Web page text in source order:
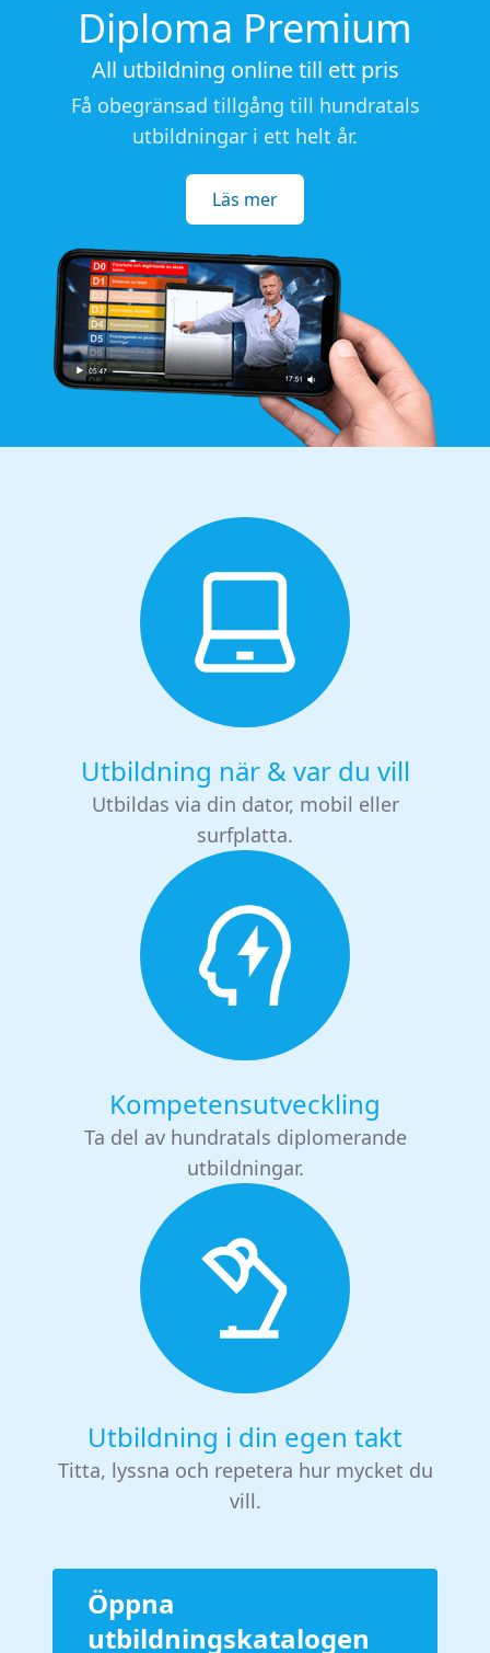
Diploma Premium
All utbildning online till ett pris
Få obegränsad tillgång till hundratals
utbildningar i ett helt år.
Läs mer
Utbildning när & var du vill
Utbildas via din dator, mobil eller
surfplatta.
Kompetensutveckling
Ta del av hundratals diplomerande
utbildningar.
Utbildning i din egen takt
Titta, lyssna och repetera hur mycket du
vill.
Öppna
utbildningskatalogen